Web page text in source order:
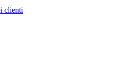
clienti